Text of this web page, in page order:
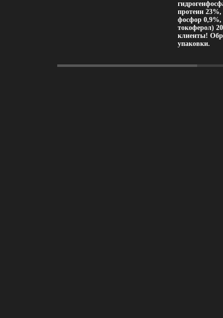
протеин
фосфор
токоферол)
клиенты!
упаковки.